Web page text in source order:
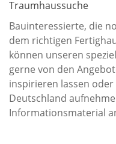
Traumhaussuche
Bauinteressierte, die
dem richtigen
können unseren
gerne von den
inspirieren lassen
Deutschland
Informationsmaterial